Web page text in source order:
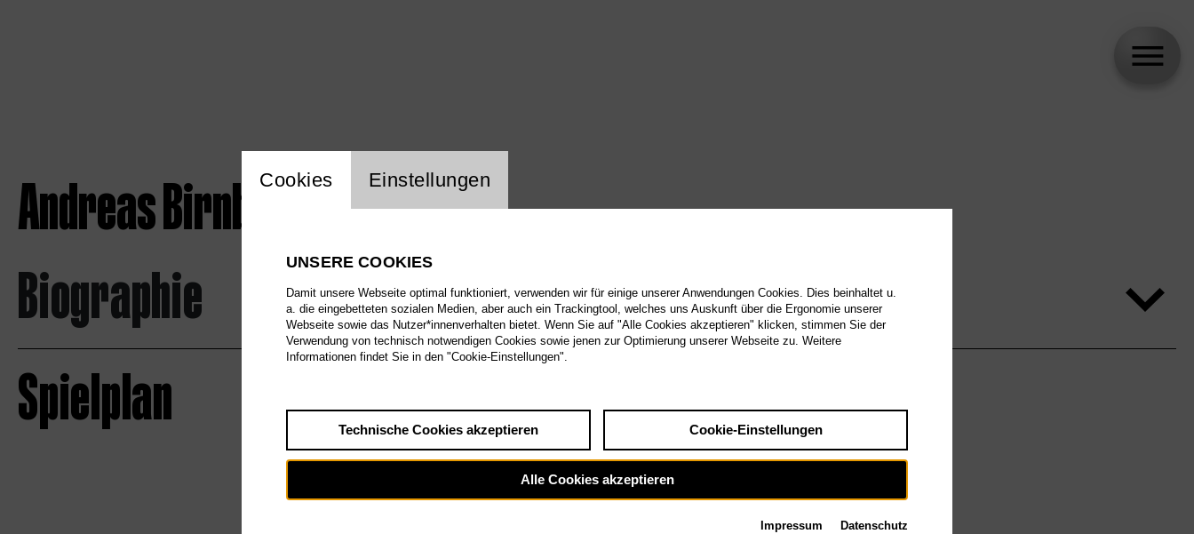
Andreas Birnbaum
Biographie
Spielplan
Einstellung Website Cookie
Cookies Einstellungen
UNSERE COOKIES
Damit unsere Webseite optimal funktioniert, verwenden wir für einige unserer Anwendungen Cookies. Dies beinhaltet u.
a. die eingebetteten sozialen Medien, aber auch ein Trackingtool, welches uns Auskunft über die Ergonomie unserer
Webseite sowie das Nutzer*innenverhalten bietet. Wenn Sie auf "Alle Cookies akzeptieren" klicken, stimmen Sie der
Verwendung von technisch notwendigen Cookies sowie jenen zur Optimierung unserer Webseite zu. Weitere
Informationen findet Sie in den "Cookie-Einstellungen".
Technische Cookies akzeptieren Cookie-Einstellungen
Alle Cookies akzeptieren
Impressum Datenschutz